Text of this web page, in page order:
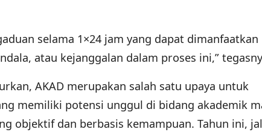
selama 1×24 jam yang dapat dimanfaatkan
atau kejanggalan dalam proses ini,”
AKAD merupakan salah satu upaya untuk
memiliki potensi unggul di bidang akademik
objektif dan berbasis kemampuan. Tahun ini,